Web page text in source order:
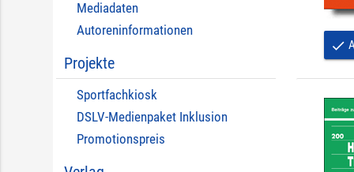
Mediadaten
Autoreninformationen
Projekte
Sportfachkiosk
DSLV-Medienpaket Inklusion
Promotionspreis
done